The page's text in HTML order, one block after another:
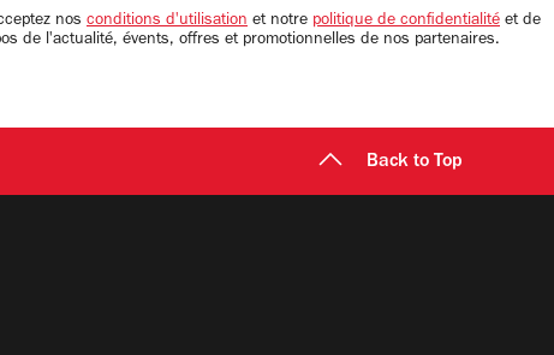
nos conditions d'utilisation et notre politique de confidentialité et de
de l'actualité, évents, offres et promotionnelles de nos partenaires.
Back to Top